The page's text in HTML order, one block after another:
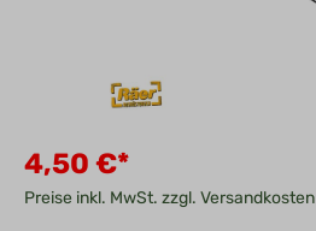
4,50 €*
Preise inkl. MwSt. zzgl. Versandkosten